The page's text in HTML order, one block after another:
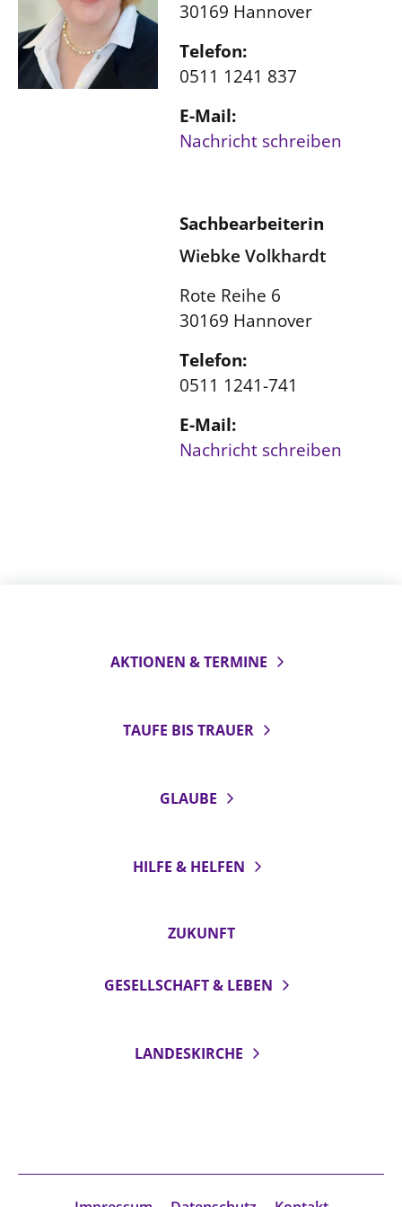
30169 Hannover
Telefon:
0511 1241 837
E-Mail:
Nachricht schreiben
Sachbearbeiterin
Wiebke Volkhardt
Rote Reihe 6
30169 Hannover
Telefon:
0511 1241-741
E-Mail:
Nachricht schreiben
AKTIONEN & TERMINE
TAUFE BIS TRAUER
GLAUBE
HILFE & HELFEN
ZUKUNFT
GESELLSCHAFT & LEBEN
LANDESKIRCHE